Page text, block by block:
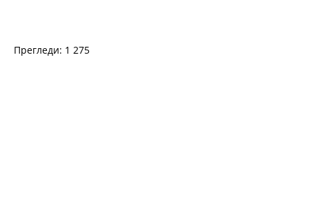
Прегледи: 1 275